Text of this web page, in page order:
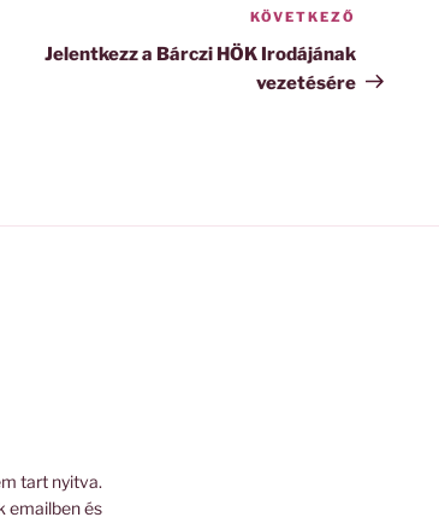
bejegyzés
KÖVETKEZŐ
Jelentkezz a Bárczi HÖK Irodájának
vezetésére
tart nyitva.
emailben és